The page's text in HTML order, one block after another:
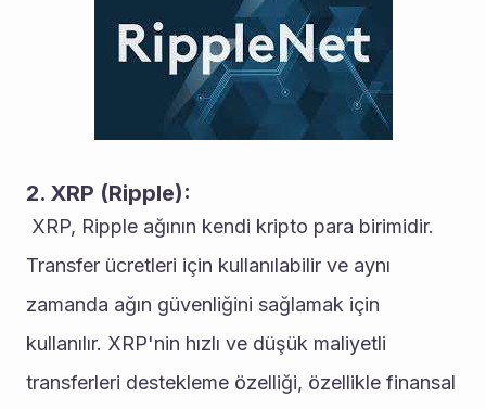
2. XRP (Ripple):
Transfer ücretleri için kullanılabilir ve aynı
zamanda ağın güvenliğini sağlamak için
kullanılır. XRP'nin hızlı ve düşük maliyetli
transferleri destekleme özelliği, özellikle finansal